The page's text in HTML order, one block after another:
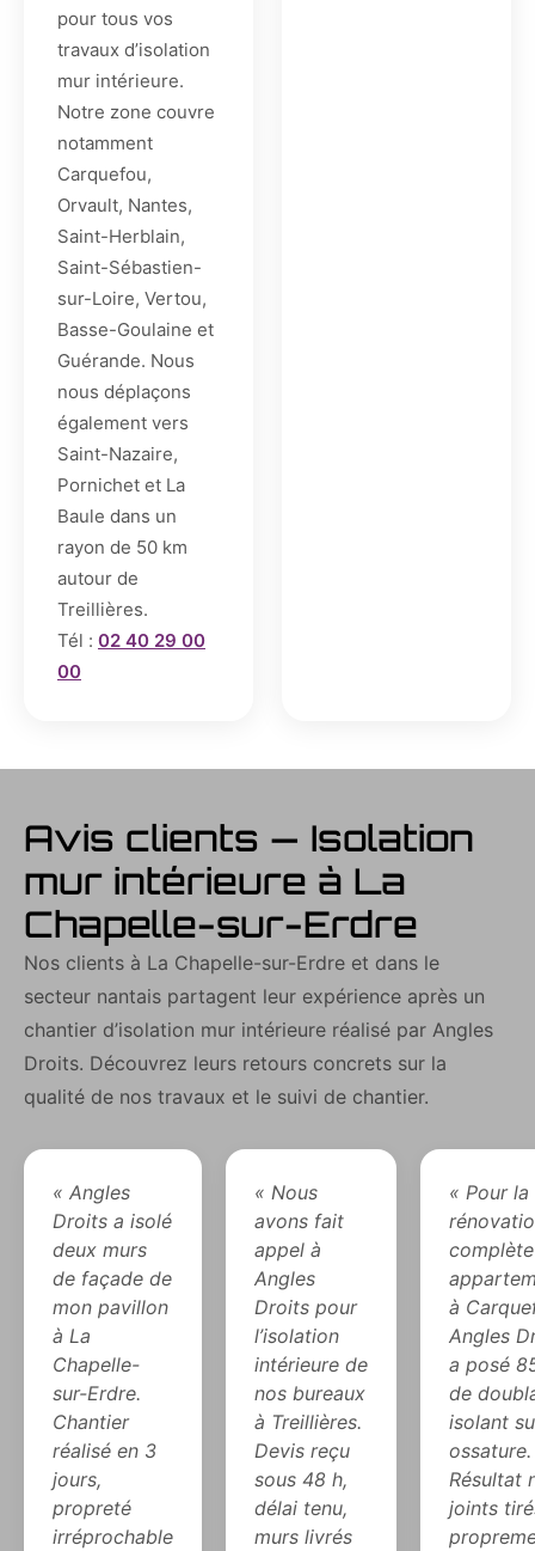
pour tous vos
travaux d’isolation
mur intérieure.
Notre zone couvre
notamment
Carquefou,
Orvault, Nantes,
Saint-Herblain,
Saint-Sébastien-
sur-Loire, Vertou,
Basse-Goulaine et
Guérande. Nous
nous déplaçons
également vers
Saint-Nazaire,
Pornichet et La
Baule dans un
rayon de 50 km
autour de
Treillières.
Tél : 02 40 29 00
00
Avis clients — Isolation
mur intérieure à La
Chapelle-sur-Erdre
Nos clients à La Chapelle-sur-Erdre et dans le
secteur nantais partagent leur expérience après un
chantier d’isolation mur intérieure réalisé par Angles
Droits. Découvrez leurs retours concrets sur la
qualité de nos travaux et le suivi de chantier.
« Angles
Droits a isolé
deux murs
de façade de
mon pavillon
à La
Chapelle-
sur-Erdre.
Chantier
réalisé en 3
jours,
propreté
irréprochable
« Nous
avons fait
appel à
Angles
Droits pour
l’isolation
intérieure de
nos bureaux
à Treillières.
Devis reçu
sous 48 h,
délai tenu,
murs livrés
« Pour la
complète
à
Angles
a posé
de
isolant
ossature.
Résultat
joints